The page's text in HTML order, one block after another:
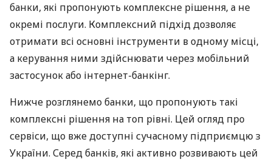
банки, які пропонують комплексне рішення, а не
окремі послуги. Комплексний підхід дозволяє
отримати всі основні інструменти в одному місці,
а керування ними здійснювати через мобільний
застосунок або інтернет-банкінг.
Нижче розглянемо банки, що пропонують такі
комплексні рішення на топ рівні. Цей огляд про
сервіси, що вже доступні сучасному підприємцю з
України. Серед банків, які активно розвивають цей